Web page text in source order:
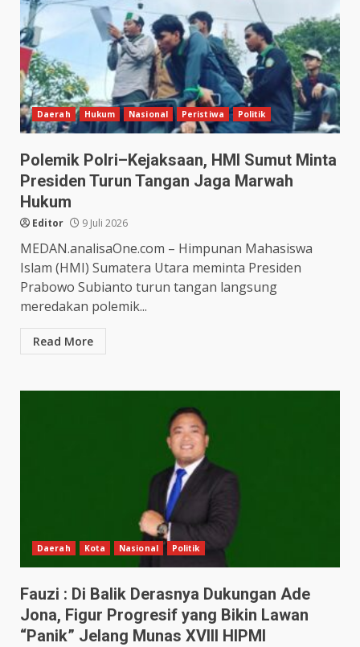
Daerah Hukum Nasional Peristiwa Politik
Polemik Polri–Kejaksaan, HMI Sumut Minta
Presiden Turun Tangan Jaga Marwah
Hukum
Editor 9 Juli 2026
MEDAN.analisaOne.com – Himpunan Mahasiswa
Islam (HMI) Sumatera Utara meminta Presiden
Prabowo Subianto turun tangan langsung
meredakan polemik...
Read More
Daerah Kota Nasional Politik
Fauzi : Di Balik Derasnya Dukungan Ade
Jona, Figur Progresif yang Bikin Lawan
“Panik” Jelang Munas XVIII HIPMI